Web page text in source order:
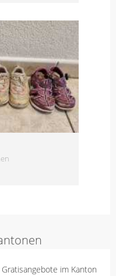
Gratisangebote im Kanton